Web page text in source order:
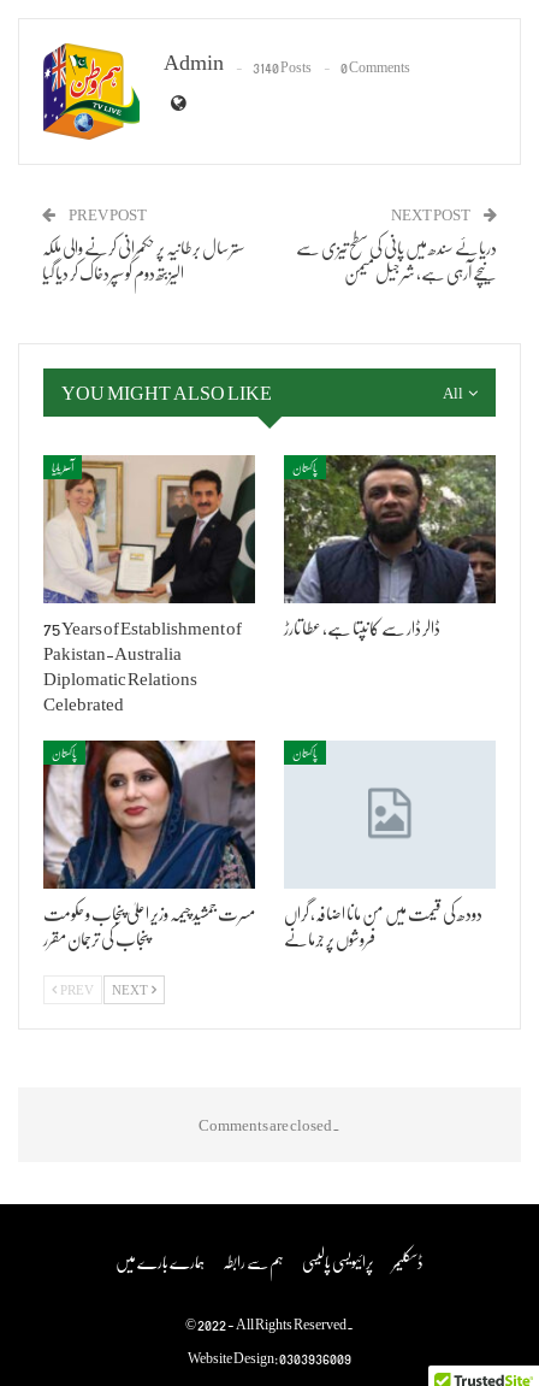
Admin 3140 Posts 0 Comments
PREV POST
ستر سال برطانیہ پر حکمرانی کرنے والی ملکہ
الیزبتھ دوم کو سپردخاک کر دیا گیا
NEXT POST
دریائے سندھ میں پانی کی سطح تیزی سے
نیچے آرہی ہے، شرجیل میمن
All
YOU MIGHT ALSO LIKE
آسٹریلیا
75 Years of Establishment of
Pakistan-Australia
Diplomatic Relations
Celebrated
پاکستان
ڈالر ڈار سے کانپتا ہے، عطا تارڑ
پاکستان
مسرت جمشید چیمہ وزیر اعلیٰ پنجاب و حکومت
پنجاب کی ترجمان مقرر
پاکستان
دودھ کی قیمت میں من مانا اضافہ، گراں
فروشوں پر جرمانے
PREV NEXT
Comments are closed.
ہمارے بارے میں ہم سے رابطہ پرائیویسی پالیسی ڈسکلیمر
© 2022 - All Rights Reserved.
Website Design:0303936009